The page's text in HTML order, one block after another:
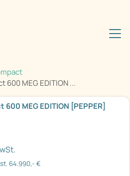
600 MEG EDITION ...
MEG EDITION [PEPPER]
64.990,- €